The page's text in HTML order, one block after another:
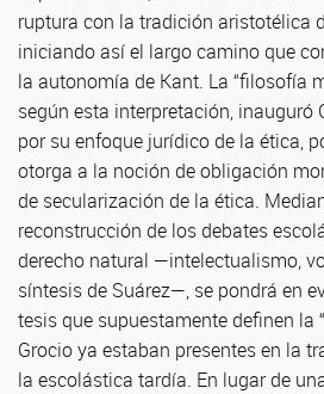
ruptura con la tradición aristotélica
iniciando así el largo camino que
la autonomía de Kant. La “filosofía
según esta interpretación, inauguró
por su enfoque jurídico de la ética,
otorga a la noción de obligación
de secularización de la ética.
reconstrucción de los debates
derecho natural —intelectualismo,
síntesis de Suárez—, se pondrá en
tesis que supuestamente definen la
Grocio ya estaban presentes en la
la escolástica tardía. En lugar de